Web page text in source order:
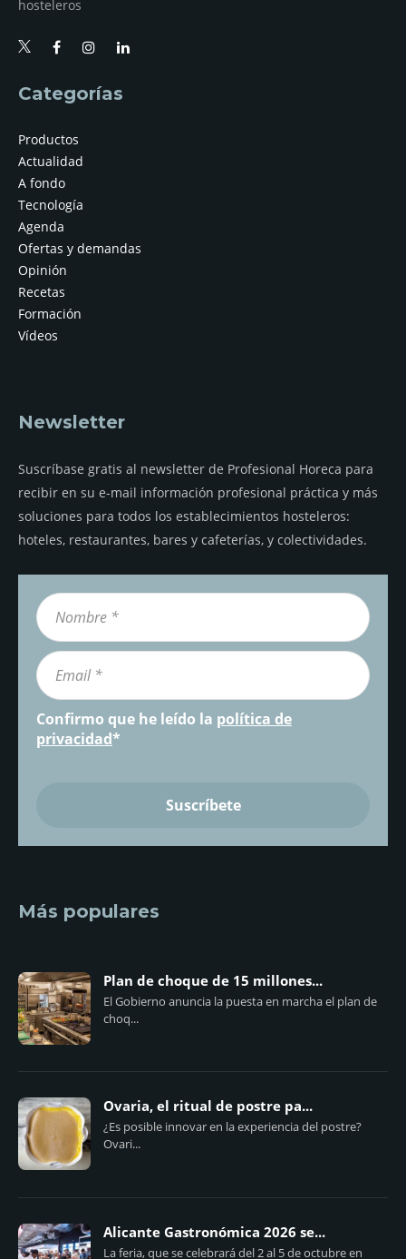
hosteleros
Categorías
Productos
Actualidad
A fondo
Tecnología
Agenda
Ofertas y demandas
Opinión
Recetas
Formación
Vídeos
Newsletter
Suscríbase gratis al newsletter de Profesional Horeca para
recibir en su e-mail información profesional práctica y más
soluciones para todos los establecimientos hosteleros:
hoteles, restaurantes, bares y cafeterías, y colectividades.
Confirmo que he leído la política de
privacidad*
Más populares
Plan de choque de 15 millones...
El Gobierno anuncia la puesta en marcha el plan de
choq...
Ovaria, el ritual de postre pa...
¿Es posible innovar en la experiencia del postre?
Ovari...
Alicante Gastronómica 2026 se...
La feria, que se celebrará del 2 al 5 de octubre en